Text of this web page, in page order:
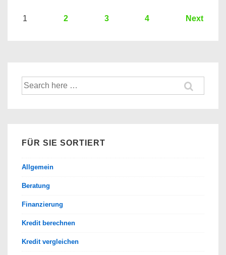
Summe
Euro
Seitennummerierung
1 2 3 4 Next
Suche
nach:
FÜR SIE SORTIERT
Allgemein
Beratung
Finanzierung
Kredit berechnen
Kredit vergleichen